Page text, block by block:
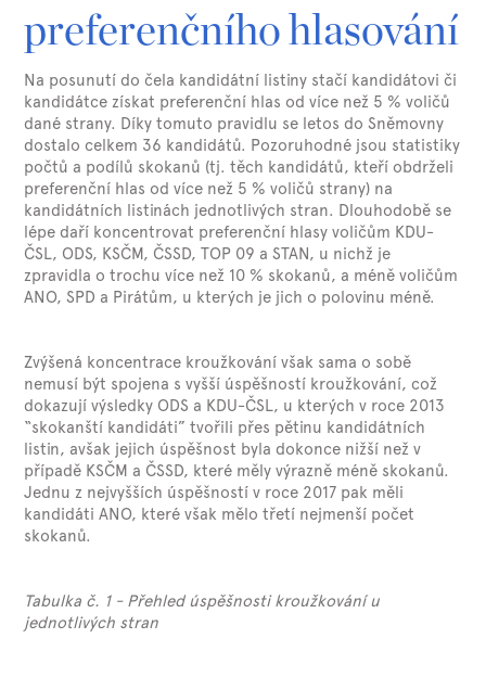
preferenčního hlasování
Na posunutí do čela kandidátní listiny stačí kandidátovi či
kandidátce získat preferenční hlas od více než 5 % voličů
dané strany. Díky tomuto pravidlu se letos do Sněmovny
dostalo celkem 36 kandidátů. Pozoruhodné jsou statistiky
počtů a podílů skokanů (tj. těch kandidátů, kteří obdrželi
preferenční hlas od více než 5 % voličů strany) na
kandidátních listinách jednotlivých stran. Dlouhodobě se
lépe daří koncentrovat preferenční hlasy voličům KDU-
ČSL, ODS, KSČM, ČSSD, TOP 09 a STAN, u nichž je
zpravidla o trochu více než 10 % skokanů, a méně voličům
ANO, SPD a Pirátům, u kterých je jich o polovinu méně.
Zvýšená koncentrace kroužkování však sama o sobě
nemusí být spojena s vyšší úspěšností kroužkování, což
dokazují výsledky ODS a KDU-ČSL, u kterých v roce 2013
“skokanští kandidáti” tvořili přes pětinu kandidátních
listin, avšak jejich úspěšnost byla dokonce nižší než v
případě KSČM a ČSSD, které měly výrazně méně skokanů.
Jednu z nejvyšších úspěšností v roce 2017 pak měli
kandidáti ANO, které však mělo třetí nejmenší počet
skokanů.
Tabulka č. 1 - Přehled úspěšnosti kroužkování u
jednotlivých stran